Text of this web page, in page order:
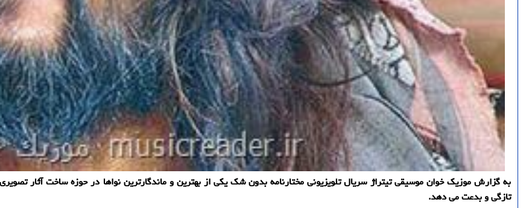
به گزارش موزیک خوان موسیقی تیتراژ سریال تلویزیونی مختارنامه بدون شک یکی از بهترین و ماندگارترین نواها در حوزه ساخت آثار
تازگی و بدعت می دهد.